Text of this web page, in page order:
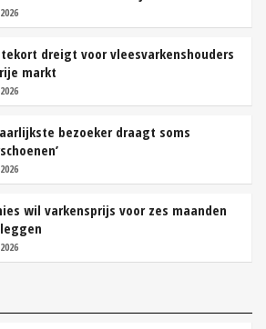
dreigt voor vleesvarkenshouders
markt
bezoeker draagt soms
wil varkensprijs voor zes maanden